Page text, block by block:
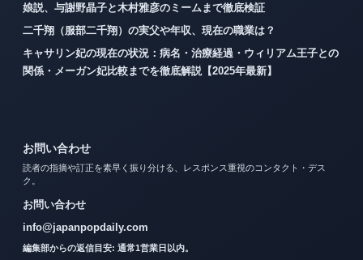
娘説、与謝野晶子と木村雅彦のミームまで徹底検証
二千翔（服部二千翔）の実父や年収、現在の職業は？
キャサリン妃の現在の状況：病名・治療経過・ウィリアム王子との
関係・メーガン妃比較までを徹底解説【2025年最新】
お問い合わせ
読者の指摘や訂正を素早く振り分ける、レスポンス重視のコンタクト・デス
ク。
お問い合わせ
info@japanpopdaily.com
編集部からの返信目安: 通常1営業日以内。